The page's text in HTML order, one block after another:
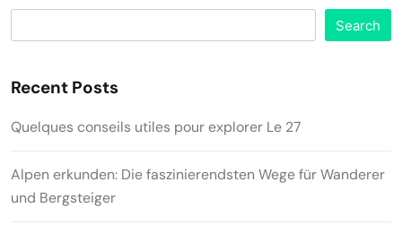
Search
Recent Posts
Quelques conseils utiles pour explorer Le 27
Alpen erkunden: Die faszinierendsten Wege für Wanderer
und Bergsteiger